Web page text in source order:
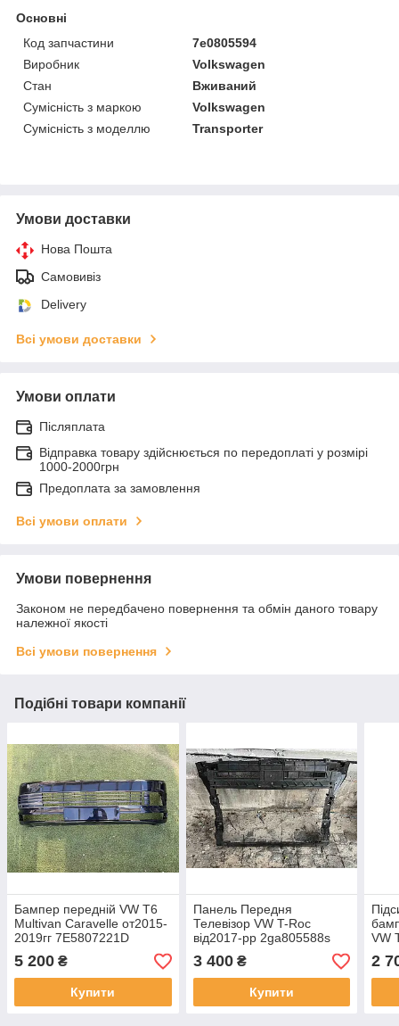
Основні
Код запчастини
7e0805594
Виробник
Volkswagen
Стан
Вживаний
Сумісність з маркою
Volkswagen
Сумісність з моделлю
Transporter
Умови доставки
Нова Пошта
Самовивіз
Delivery
Всі умови доставки
Умови оплати
Післяплата
Відправка товару здійснюється по передоплаті у розмірі
1000-2000грн
Предоплата за замовлення
Всі умови оплати
Умови повернення
Законом не передбачено повернення та обмін даного товару
належної якості
Всі умови повернення
Подібні товари компанії
Бампер передній VW T6
Multivan Caravelle от2015-
2019гг 7E5807221D
оригінал бу
5 200 ₴
Купити
Панель Передня
Телевізор VW T-Roc
від2017-рр 2ga805588s
оригінал бу
3 400₴
Купити
VW
2